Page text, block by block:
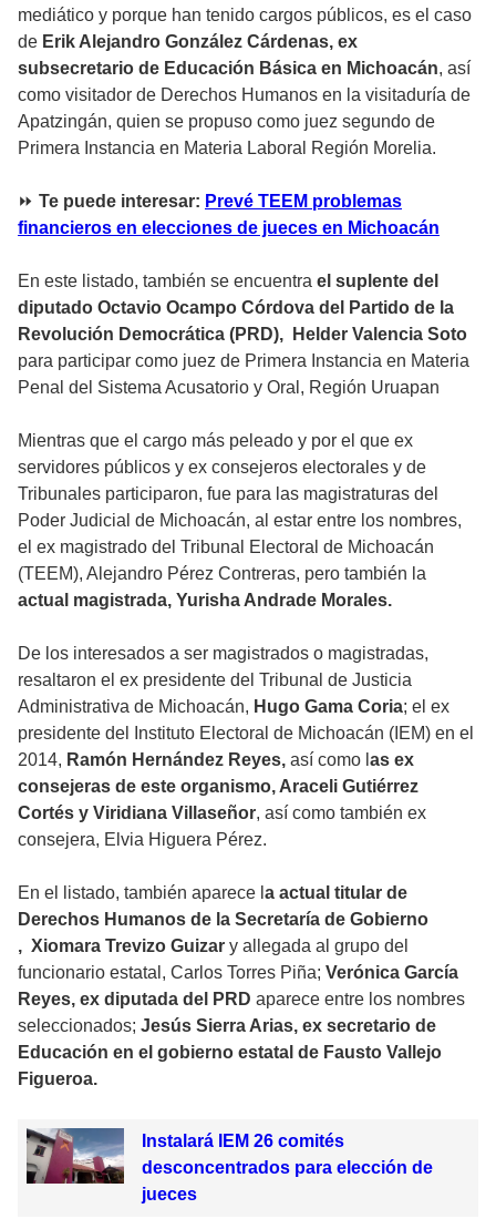
mediático y porque han tenido cargos públicos, es el caso
de Erik Alejandro González Cárdenas, ex
subsecretario de Educación Básica en Michoacán, así
como visitador de Derechos Humanos en la visitaduría de
Apatzingán, quien se propuso como juez segundo de
Primera Instancia en Materia Laboral Región Morelia.
⏩ Te puede interesar: Prevé TEEM problemas
financieros en elecciones de jueces en Michoacán
En este listado, también se encuentra el suplente del
diputado Octavio Ocampo Córdova del Partido de la
Revolución Democrática (PRD), Helder Valencia Soto
para participar como juez de Primera Instancia en Materia
Penal del Sistema Acusatorio y Oral, Región Uruapan
Mientras que el cargo más peleado y por el que ex
servidores públicos y ex consejeros electorales y de
Tribunales participaron, fue para las magistraturas del
Poder Judicial de Michoacán, al estar entre los nombres,
el ex magistrado del Tribunal Electoral de Michoacán
(TEEM), Alejandro Pérez Contreras, pero también la
actual magistrada, Yurisha Andrade Morales.
De los interesados a ser magistrados o magistradas,
resaltaron el ex presidente del Tribunal de Justicia
Administrativa de Michoacán, Hugo Gama Coria; el ex
presidente del Instituto Electoral de Michoacán (IEM) en el
2014, Ramón Hernández Reyes, así como l as ex
consejeras de este organismo, Araceli Gutiérrez
Cortés y Viridiana Villaseñor, así como también ex
consejera, Elvia Higuera Pérez.
En el listado, también aparece l a actual titular de
Derechos Humanos de la Secretaría de Gobierno
, Xiomara Trevizo Guizar y allegada al grupo del
funcionario estatal, Carlos Torres Piña; Verónica García
Reyes, ex diputada del PRD aparece entre los nombres
seleccionados; Jesús Sierra Arias, ex secretario de
Educación en el gobierno estatal de Fausto Vallejo
Figueroa.
Instalará IEM 26 comités
desconcentrados para elección de
jueces